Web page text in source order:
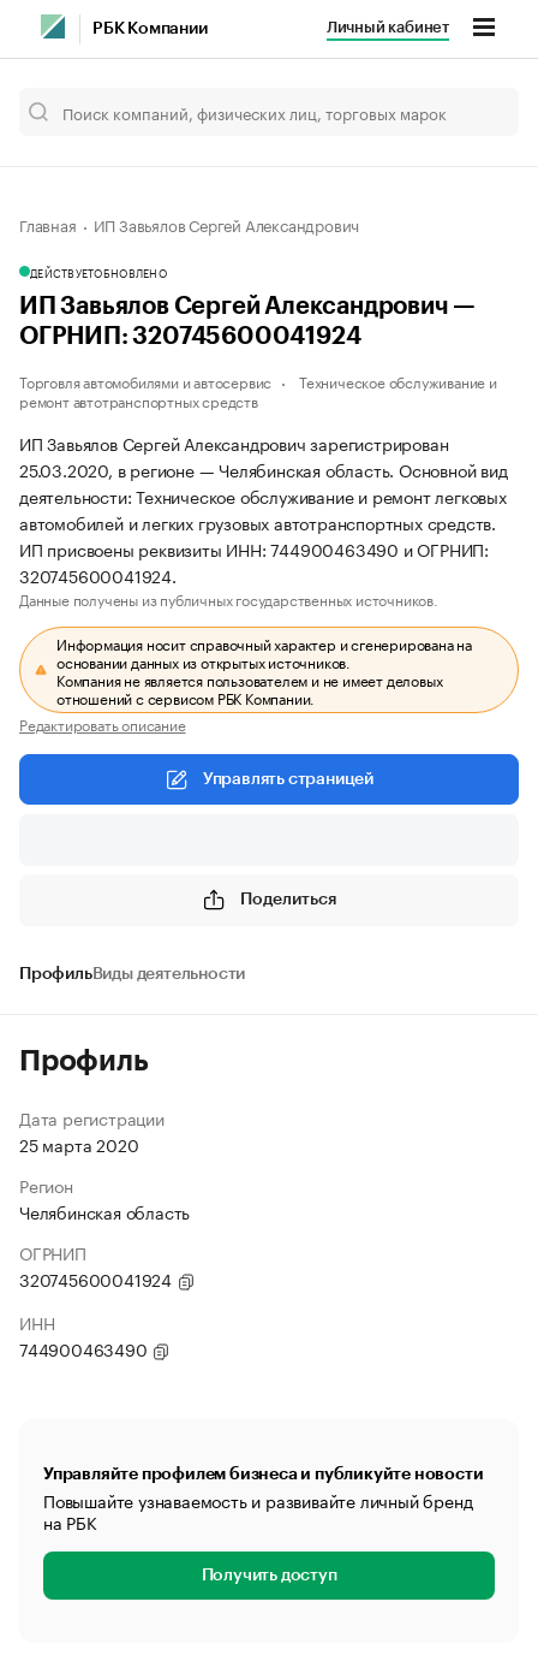
РБК Компании Личный кабинет
Главная ИП Завьялов Сергей Александрович
ДЕЙСТВУЕТОБНОВЛЕНО
ИП Завьялов Сергей Александрович —
ОГРНИП: 320745600041924
Торговля автомобилями и автосервис
Техническое обслуживание и
ремонт автотранспортных средств
ИП Завьялов Сергей Александрович зарегистрирован
25.03.2020, в регионе — Челябинская область. Основной вид
деятельности: Техническое обслуживание и ремонт легковых
автомобилей и легких грузовых автотранспортных средств.
ИП присвоены реквизиты ИНН: 744900463490 и ОГРНИП:
320745600041924.
Данные получены из публичных государственных источников.
Информация носит справочный характер и сгенерирована на
основании данных из открытых источников.
Компания не является пользователем и не имеет деловых
отношений с сервисом РБК Компании.
Редактировать описание
Управлять страницей
Поделиться
ПрофильВиды деятельности
Профиль
Дата регистрации
25 марта 2020
Регион
Челябинская область
ОГРНИП
320745600041924
ИНН
744900463490
Управляйте профилем бизнеса и публикуйте новости
Повышайте узнаваемость и развивайте личный бренд
на РБК
Получить доступ